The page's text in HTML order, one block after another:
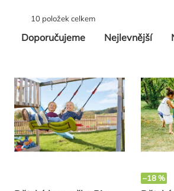
Řazení
Doporučujeme Nejlevnější
10 položek celkem
–18 %